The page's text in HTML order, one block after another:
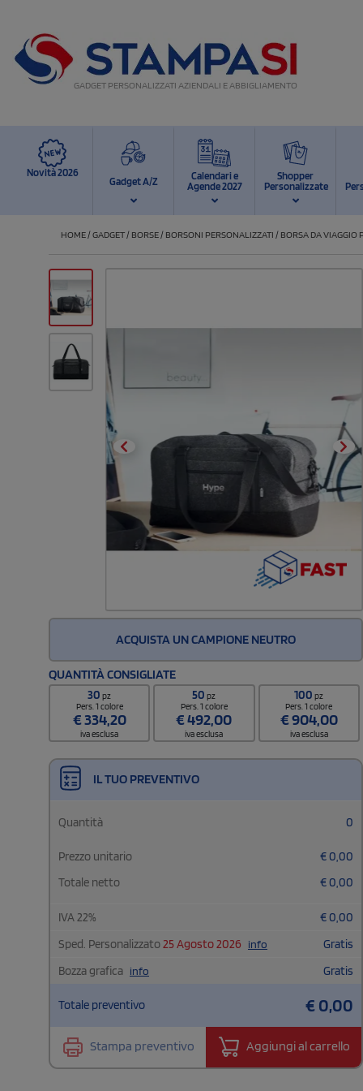
GADGET PERSONALIZZATI AZIENDALI E ABBIGLIAMENTO
Novità 2026
Gadget A/Z
Calendari e
Agende 2027
Shopper
Personalizzate
HOME /GADGET / BORSE / BORSONI PERSONALIZZATI / BORSA DA VIAGGIO
ACQUISTA UN CAMPIONE NEUTRO
QUANTITÀ CONSIGLIATE
30pz
Pers. 1 colore
€334,20
iva esclusa
50pz
Pers. 1 colore
€492,00
iva esclusa
100pz
Pers. 1 colore
€904,00
iva esclusa
IL TUO PREVENTIVO
Quantità 0
Prezzo unitario €0,00
Totale netto
€0,00
IVA22% €0,00
Sped. Personalizzato25 Agosto 2026 info
Gratis
Bozza grafica info Gratis
Totale preventivo €0,00
Stampa preventivo Aggiungi al carrello